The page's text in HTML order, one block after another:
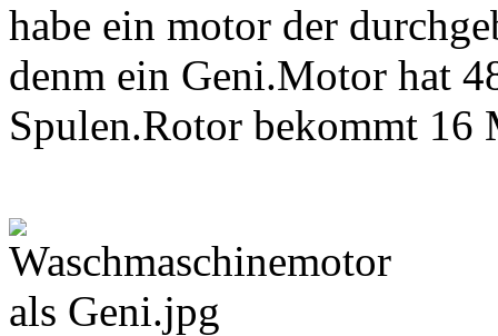
habe ein motor der
denm ein Geni.Motor hat
Spulen.Rotor bekommt 16